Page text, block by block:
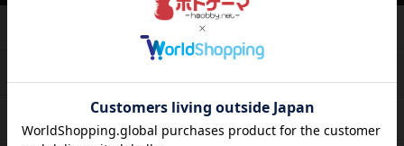
て、
自分のデータを管理しませんか？
がボドゲーマを利用中！
遊んだボードゲームを記録する
気になるゲームのレビューを読む
ボードゲーム会情報